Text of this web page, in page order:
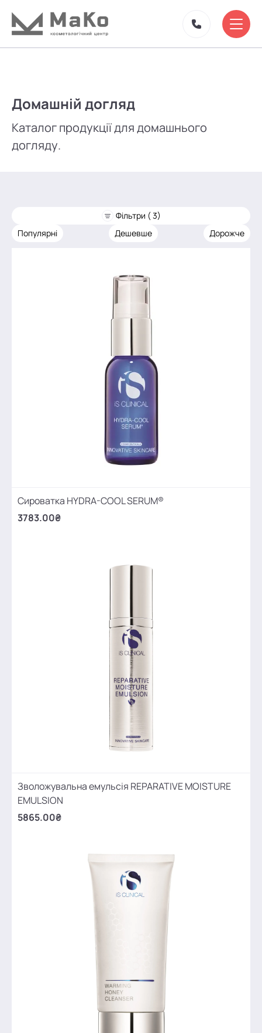
Домашній догляд
Каталог продукції для домашнього
догляду.
Фільтри ( 3)
Популярні
Дешевше Дорожче
Сироватка HYDRA-COOL SERUM®
3783.00₴
Зволожувальна емульсія REPARATIVE MOISTURE
EMULSION
5865.00₴